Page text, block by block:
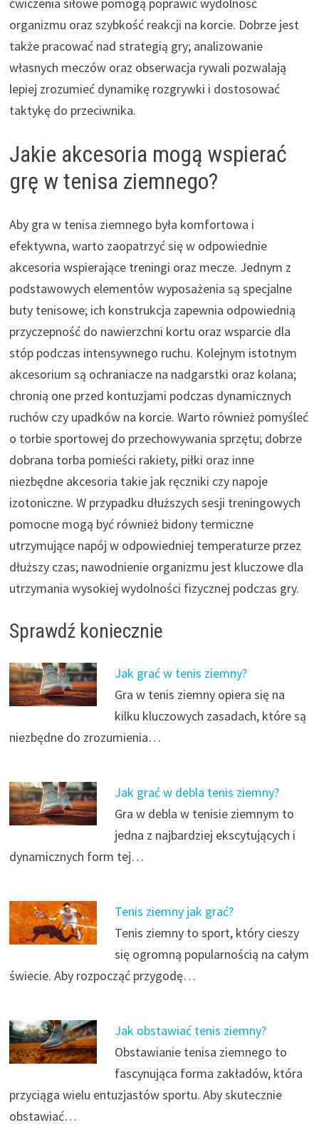
organizmu oraz szybkość reakcji na korcie. Dobrze jest
także pracować nad strategią gry; analizowanie
własnych meczów oraz obserwacja rywali pozwalają
lepiej zrozumieć dynamikę rozgrywki i dostosować
taktykę do przeciwnika.
Jakie akcesoria mogą wspierać
grę w tenisa ziemnego?
Aby gra w tenisa ziemnego była komfortowa i
efektywna, warto zaopatrzyć się w odpowiednie
akcesoria wspierające treningi oraz mecze. Jednym z
podstawowych elementów wyposażenia są specjalne
buty tenisowe; ich konstrukcja zapewnia odpowiednią
przyczepność do nawierzchni kortu oraz wsparcie dla
stóp podczas intensywnego ruchu. Kolejnym istotnym
akcesorium są ochraniacze na nadgarstki oraz kolana;
chronią one przed kontuzjami podczas dynamicznych
ruchów czy upadków na korcie. Warto również pomyśleć
o torbie sportowej do przechowywania sprzętu; dobrze
dobrana torba pomieści rakiety, piłki oraz inne
niezbędne akcesoria takie jak ręczniki czy napoje
izotoniczne. W przypadku dłuższych sesji treningowych
pomocne mogą być również bidony termiczne
utrzymujące napój w odpowiedniej temperaturze przez
dłuższy czas; nawodnienie organizmu jest kluczowe dla
utrzymania wysokiej wydolności fizycznej podczas gry.
Sprawdź koniecznie
Jak grać w tenis ziemny?
Gra w tenis ziemny opiera się na
kilku kluczowych zasadach, które są
niezbędne do zrozumienia…
Jak grać w debla tenis ziemny?
Gra w debla w tenisie ziemnym to
jedna z najbardziej ekscytujących i
dynamicznych form tej…
Tenis ziemny jak grać?
Tenis ziemny to sport, który cieszy
się ogromną popularnością na całym
świecie. Aby rozpocząć przygodę…
Jak obstawiać tenis ziemny?
Obstawianie tenisa ziemnego to
fascynująca forma zakładów, która
przyciąga wielu entuzjastów sportu. Aby skutecznie
obstawiać…